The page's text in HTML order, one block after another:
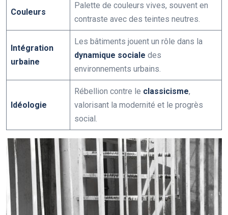
Couleurs
Palette de couleurs vives, souvent en
contraste avec des teintes neutres.
Intégration
urbaine
Les bâtiments jouent un rôle dans la
dynamique sociale des
environnements urbains.
Idéologie
Rébellion contre le classicisme,
valorisant la modernité et le progrès
social.